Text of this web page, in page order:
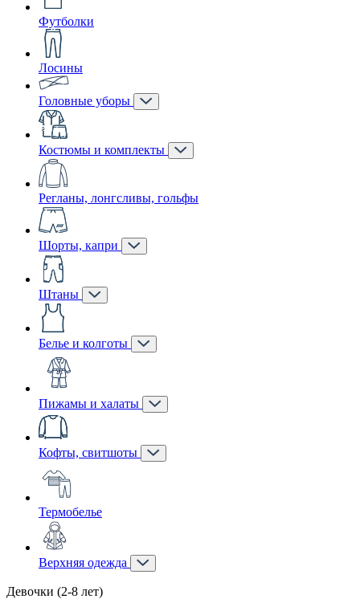
Футболки
Лосины
Головные уборы
Костюмы и комплекты
Регланы, лонгсливы, гольфы
Шорты, капри
Штаны
Белье и колготы
Пижамы и халаты
Кофты, свитшоты
Термобелье
Верхняя одежда
Девочки (2-8 лет)